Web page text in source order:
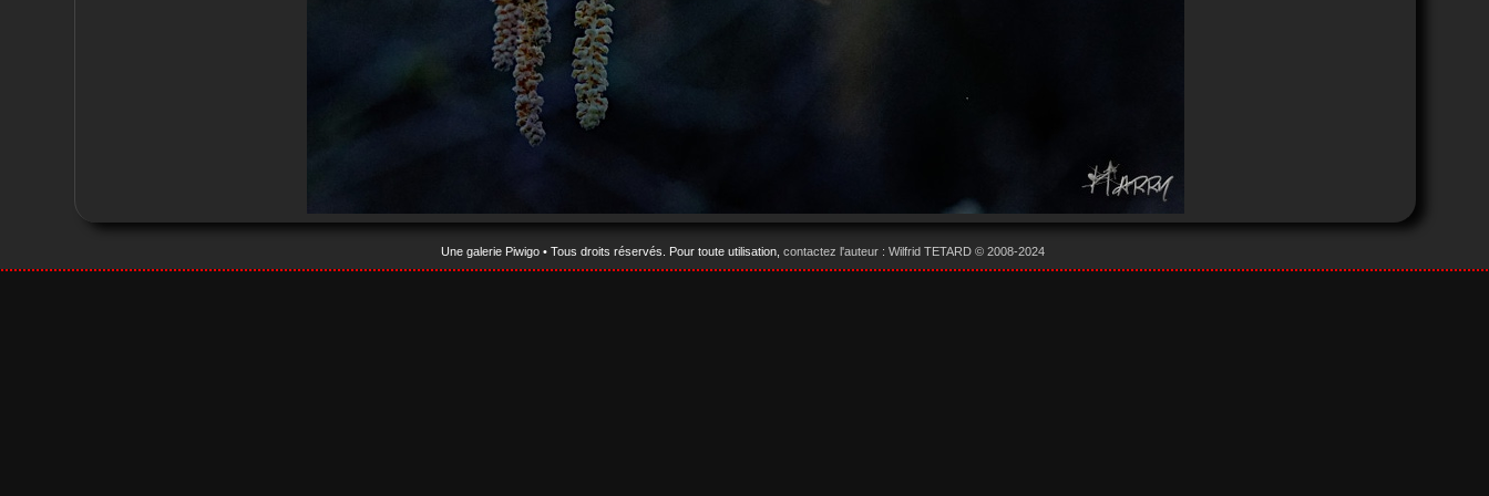
Une galerie Piwigo • Tous droits réservés. Pour toute utilisation, contactez l'auteur : Wilfrid TETARD © 2008-2024